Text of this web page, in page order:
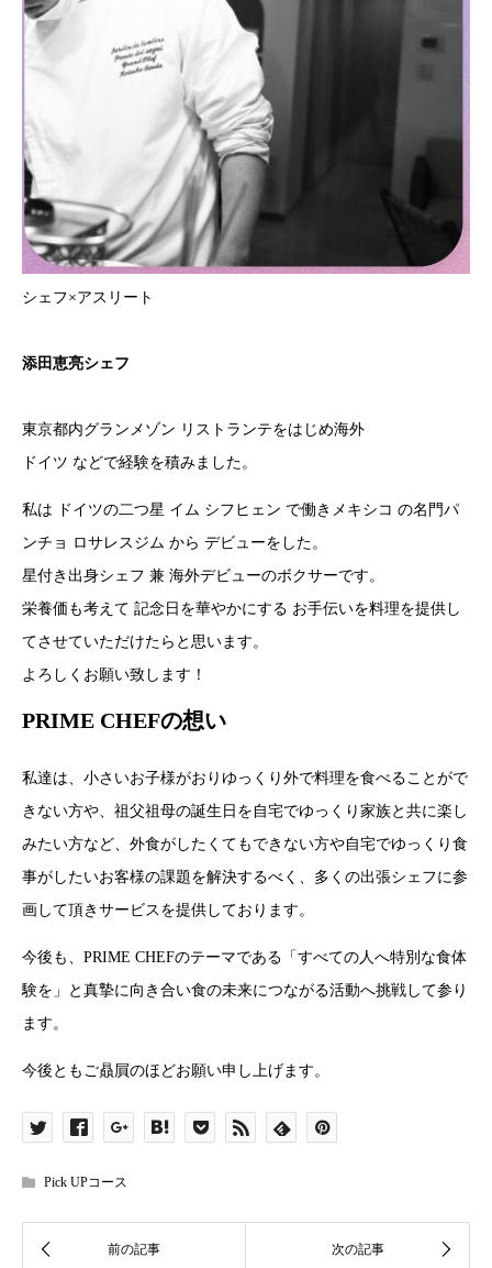
シェフ×アスリート
添田恵亮シェフ
東京都内グランメゾン リストランテをはじめ海外
ドイツ などで経験を積みました。
私は ドイツの二つ星 イム シフヒェン で働きメキシコ の名門パ
ンチョ ロサレスジム から デビューをした。
星付き出身シェフ 兼 海外デビューのボクサーです。
栄養価も考えて 記念日を華やかにする お手伝いを料理を提供し
てさせていただけたらと思います。
よろしくお願い致します！
PRIME CHEFの想い
私達は、小さいお子様がおりゆっくり外で料理を食べることがで
きない方や、祖父祖母の誕生日を自宅でゆっくり家族と共に楽し
みたい方など、外食がしたくてもできない方や自宅でゆっくり食
事がしたいお客様の課題を解決するべく、多くの出張シェフに参
画して頂きサービスを提供しております。
今後も、PRIME CHEFのテーマである「すべての人へ特別な食体
験を」と真摯に向き合い食の未来につながる活動へ挑戦して参り
ます。
今後ともご贔屓のほどお願い申し上げます。
Pick UPコース